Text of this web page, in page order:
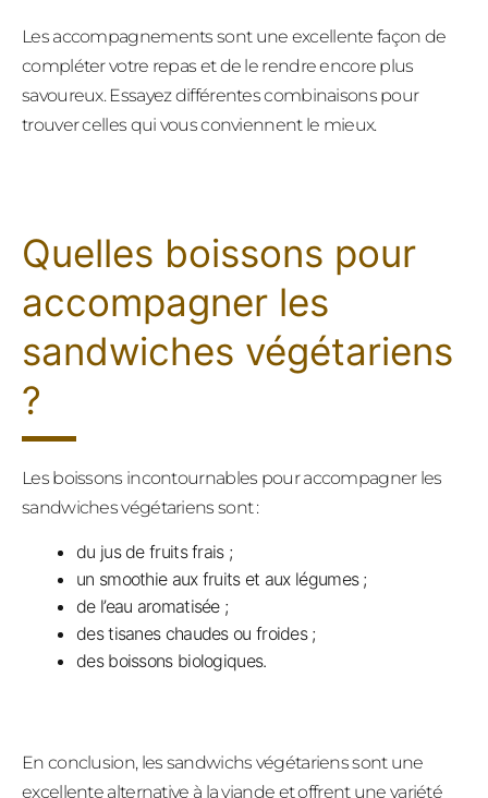
Les accompagnements sont une excellente façon de
compléter votre repas et de le rendre encore plus
savoureux. Essayez différentes combinaisons pour
trouver celles qui vous conviennent le mieux.
Quelles boissons pour
accompagner les
sandwiches végétariens
?
Les boissons incontournables pour accompagner les
sandwiches végétariens sont :
du jus de fruits frais ;
un smoothie aux fruits et aux légumes ;
de l’eau aromatisée ;
des tisanes chaudes ou froides ;
des boissons biologiques.
En conclusion, les sandwichs végétariens sont une
excellente alternative à la viande et offrent une variété